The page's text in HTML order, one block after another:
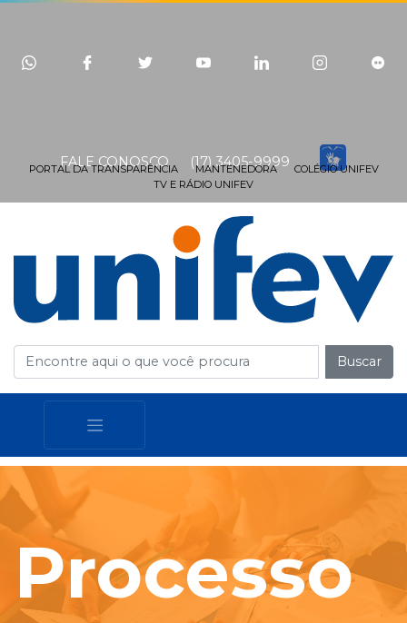
FALE CONOSCO (17) 3405-9999
PORTAL DA TRANSPARÊNCIA MANTENEDORA
COLÉGIO UNIFEV
TV E RÁDIO UNIFEV
Buscar
Processo